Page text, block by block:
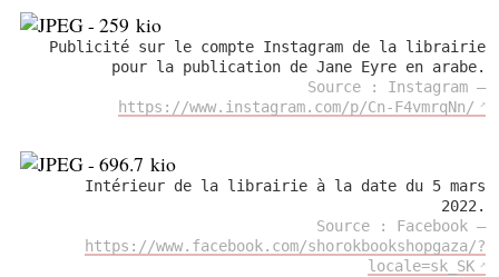
Publicité sur le compte Instagram de la librairie
pour la publication de Jane Eyre en arabe.
Source : Instagram —
https://www.instagram.com/p/Cn-F4vmrqNn/
Intérieur de la librairie à la date du 5 mars
2022.
Source : Facebook —
https://www.facebook.com/shorokbookshopgaza/?
locale=sk_SK